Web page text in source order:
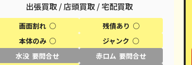
出張買取 / 店頭買取 / 宅配買取
画面割れ ○
残債あり ○
本体のみ ○
ジャンク ○
水没 要問合せ
赤ロム 要問合せ